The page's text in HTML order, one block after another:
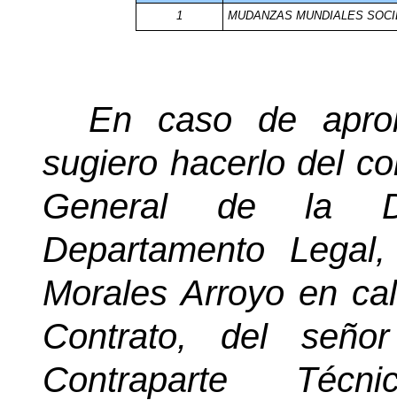
1
MUDANZAS MUNDIALES
En caso de
sugiero hacerlo del
General de la
Departamento
Morales Arroyo en
Contrato, del
Contraparte